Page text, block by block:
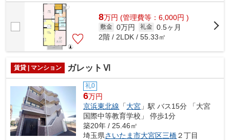
まな物件がございます。他の物件も見て...
8万円 (管理費等：6,000円 )
敷金 0万円 礼金 0.5ヶ月
2階 / 2LDK / 55.33㎡
賃貸 | マンション ガレットⅥ
礼0
6万円
京浜東北線 「大宮 」駅 バス15分 「大宮
国際中等教育学校」 停歩1分
築20年 / 25.46㎡
埼玉県さいたま市大宮区三橋２丁目